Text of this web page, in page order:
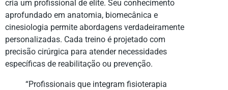
cria um profissional de elite. Seu conhecimento
aprofundado em anatomia, biomecânica e
cinesiologia permite abordagens verdadeiramente
personalizadas. Cada treino é projetado com
precisão cirúrgica para atender necessidades
específicas de reabilitação ou prevenção.
“Profissionais que integram fisioterapia